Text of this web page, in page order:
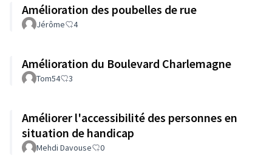
Amélioration des poubelles de rue
Jérôme 4
Amélioration du Boulevard Charlemagne
Tom54 3
Améliorer l'accessibilité des personnes en
situation de handicap
Mehdi Davouse 0